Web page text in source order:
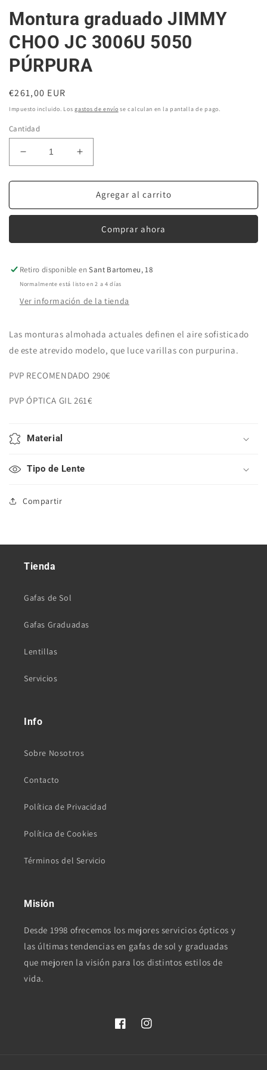
Montura graduado JIMMY
CHOO JC 3006U 5050
PÚRPURA
Precio
habitual
€261,00 EUR
Impuesto incluido. Losgastos de envío se calculan en la pantalla de pago.
Cantidad
Reducir
cantidad
para
graduado
JC
5050
PÚRPURA
Aumentar
cantidad
para
Montura
graduado
CHOO
JC
5050
PÚRPURA
Agregar al carrito
Comprar ahora
Retiro disponible enSant Bartomeu, 18
Normalmente está listo en 2 a 4 días
Ver información de la tienda
Las monturas almohada actuales definen el aire sofisticado
de este atrevido modelo, que luce varillas con purpurina.
PVP RECOMENDADO 290€
PVP ÓPTICA GIL 261€
Material
Tipo de Lente
Compartir
Tienda
Gafas de Sol
Gafas Graduadas
Lentillas
Servicios
Info
Sobre Nosotros
Contacto
Política de Privacidad
Política de Cookies
Términos del Servicio
Misión
Desde 1998 ofrecemos los mejores servicios ópticos y
las últimas tendencias en gafas de sol y graduadas
que mejoren la visión para los distintos estilos de
vida.
FacebookInstagram